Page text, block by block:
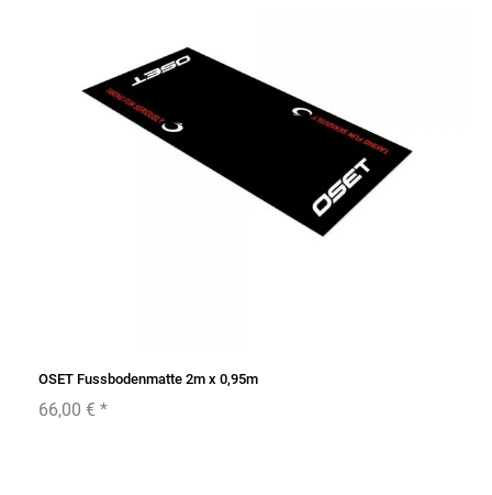
OSET Fussbodenmatte 2m x 0,95m
66,00 € *